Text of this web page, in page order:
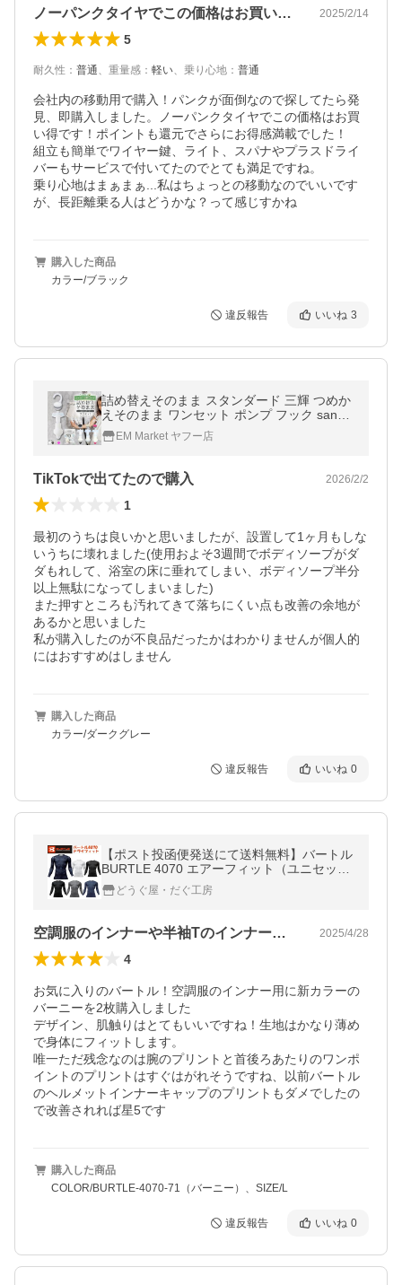
ノーパンクタイヤでこの価格はお買い得！ 2025/2/14
5
耐久性 ： 普通、 重量感 ： 軽い、 乗り心地 ： 普通
会社内の移動用で購入！パンクが面倒なので探してたら発
見、即購入しました。ノーパンクタイヤでこの価格はお買
い得です！ポイントも還元でさらにお得感満載でした！
組立も簡単でワイヤー鍵、ライト、スパナやプラスドライ
バーもサービスで付いてたのでとても満足ですね。
乗り心地はまぁまぁ...私はちょっとの移動なのでいいです
が、長距離乗る人はどうかな？って感じすかね
購入した商品
カラー/ブラック
違反報告 いいね 3
詰め替えそのまま スタンダード 三輝 つめか
えそのまま ワンセット ポンプ フック sanki
シャンプー 吊り下げ 吊るす
EM Market ヤフー店
TikTokで出てたので購入 2026/2/2
1
最初のうちは良いかと思いましたが、設置して1ヶ月もしな
いうちに壊れました(使用およそ3週間でボディソープがダ
ダもれして、浴室の床に垂れてしまい、ボディソープ半分
以上無駄になってしまいました)
また押すところも汚れてきて落ちにくい点も改善の余地が
あるかと思いました
私が購入したのが不良品だったかはわかりませんが個人的
にはおすすめはしません
購入した商品
カラー/ダークグレー
違反報告 いいね 0
【ポスト投函便発送にて送料無料】バートル
BURTLE 4070 エアーフィット（ユニセック
ス） 長袖シャツ インナー 各色/各サイズ
どうぐ屋・だぐ工房
空調服のインナーや半袖Tのインナーに！ 2025/4/28
4
お気に入りのバートル！空調服のインナー用に新カラーの
バーニーを2枚購入しました
デザイン、肌触りはとてもいいですね！生地はかなり薄め
で身体にフィットします。
唯一ただ残念なのは腕のプリントと首後ろあたりのワンポ
イントのプリントはすぐはがれそうですね、以前バートル
のヘルメットインナーキャップのプリントもダメでしたの
で改善されれば星5です
購入した商品
COLOR/BURTLE-4070-71（バーニー）、SIZE/L
違反報告 いいね 0